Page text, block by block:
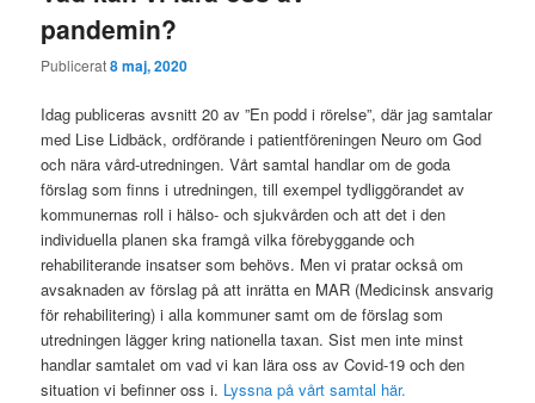
pandemin?
Publicerat8 maj, 2020
Idag publiceras avsnitt 20 av ”En podd i rörelse”, där jag samtalar
med Lise Lidbäck, ordförande i patientföreningen Neuro om God
och nära vård-utredningen. Vårt samtal handlar om de goda
förslag som finns i utredningen, till exempel tydliggörandet av
kommunernas roll i hälso- och sjukvården och att det i den
individuella planen ska framgå vilka förebyggande och
rehabiliterande insatser som behövs. Men vi pratar också om
avsaknaden av förslag på att inrätta en MAR (Medicinsk ansvarig
för rehabilitering) i alla kommuner samt om de förslag som
utredningen lägger kring nationella taxan. Sist men inte minst
handlar samtalet om vad vi kan lära oss av Covid-19 och den
situation vi befinner oss i. Lyssna på vårt samtal här.